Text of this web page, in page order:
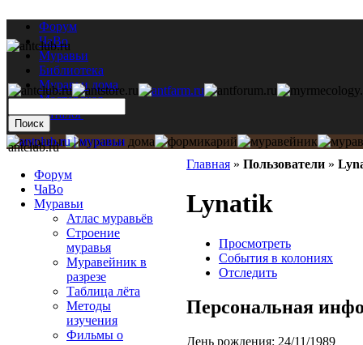
Форум
ЧаВо
Муравьи
Библиотека
Муравьи дома
Мастерская
Каталог
Главная » Пользователи »
Lynatik
Просмотреть
События в колониях
Отследить
Персональная
День рождения: 24/11/1989
antclub.ru
Форум
ЧаВо
Муравьи
Атлас муравьёв
Строение
муравья
Муравейник в
разрезе
Таблица лёта
Методы
изучения
Фильмы о